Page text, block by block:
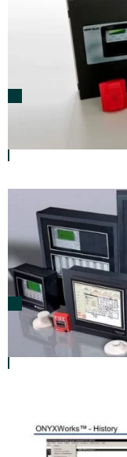
Sistemas de
Sistemas de